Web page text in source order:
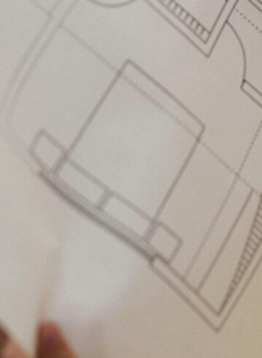
un proyecto
global desde el principio. En
cambios inesperados
fases, especialmente si los
expectativas claras de
Asegúrate de tener un
definido que tenga en
se consideraron en las
más importantes es el